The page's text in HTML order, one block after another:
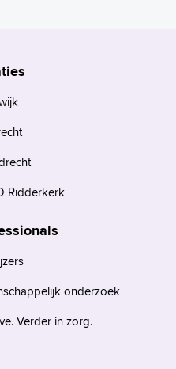
Ridderkerk
onderzoek
Verder in zorg.